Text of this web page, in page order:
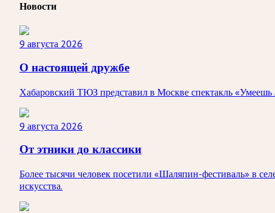
Новости
9 августа 2026
О настоящей дружбе
Хабаровский ТЮЗ представил в Москве спектакль «Умеешь
9 августа 2026
От этники до классики
Более тысячи человек посетили «Шаляпин-фестиваль» в
искусства.